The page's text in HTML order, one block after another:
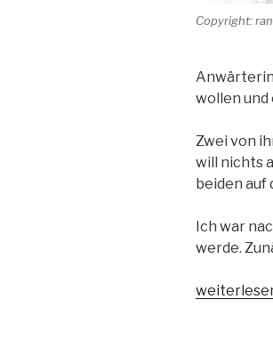
Copyright:
wollen und
Zwei von
will nichts
beiden auf
Ich war
werde.
„Der